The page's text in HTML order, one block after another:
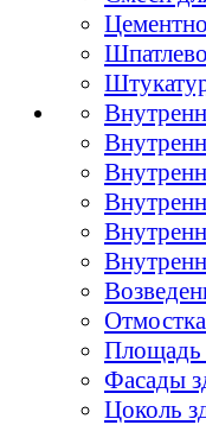
Площадь
Фасады
Цоколь